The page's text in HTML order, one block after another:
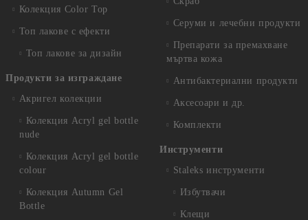
Колекция Color Top
Топ лакове с ефекти
Топ лакове за дизайн
Продукти за изграждане
Акригел колекции
Колекция Acryl gel bottle
nude
Колекция Acryl gel bottle
colour
Колекция Autumn Gel
Bottle
Серуми и лечебни продукти
Препарати за премахване
мъртва кожа
Антибактериални продукти
Аксесоари и др.
Комплекти
Инструменти
Staleks инструменти
Избутвачи
Клещи